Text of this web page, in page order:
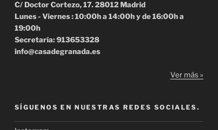
C/ Doctor Cortezo, 17. 28012 Madrid
Lunes - Viernes : 10:00h a 14:00h y de 16:00h a
19:00h
Secretaría: 913653328
info@casadegranada.es
Ver más »
SÍGUENOS EN NUESTRAS REDES SOCIALES.